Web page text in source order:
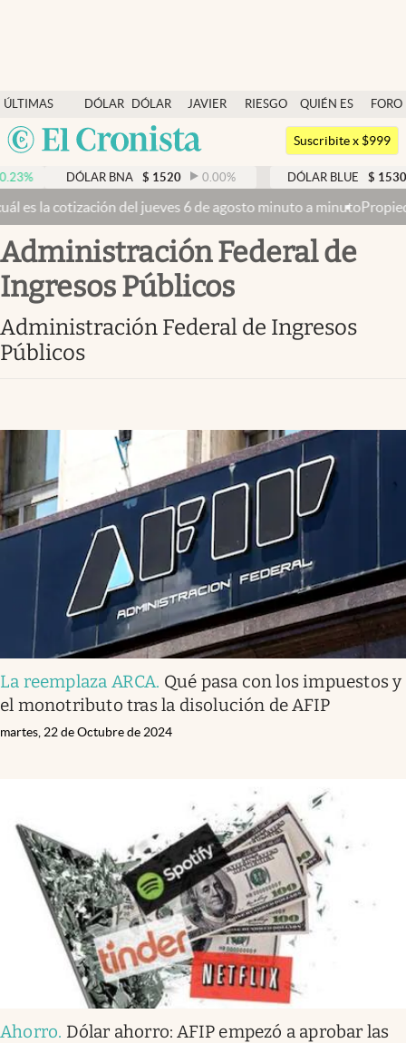
ÚLTIMAS
NOTICIAS
DÓLAR
DÓLAR
BLUE
JAVIER
RIESGO
QUIÉN ES
QUIÉN
FORO
Argentina
México
Colombia
Dólar
Members
Economía y Política
Finanzas y Mercados
Mercados Online
Negocios
Otras secciones
Clima
Mundial 2026
Eventos Corporativos
El Cronista Studio
abre en nueva pestaña
Argentina
Suscribite x $999
DÓLAR BNA $ 1520 0.00% DÓLAR BLUE $ 1530 -0.65
jueves 6 de agosto minuto a minutoPropiedad privada: con
Administración Federal de
Ingresos Públicos
Administración Federal de Ingresos
Públicos
La reemplaza ARCA. Qué pasa con los impuestos y
el monotributo tras la disolución de AFIP
martes, 22 de Octubre de 2024
Ahorro. Dólar ahorro: AFIP empezó a aprobar las